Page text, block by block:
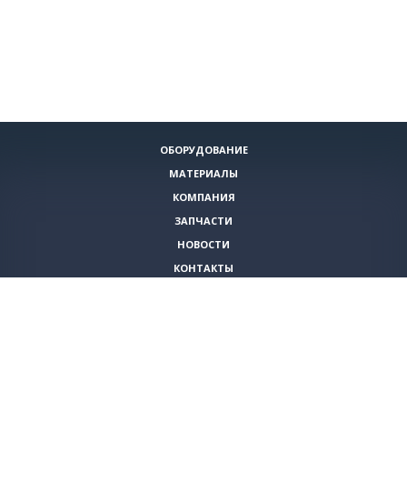
ОБОРУДОВАНИЕ
МАТЕРИАЛЫ
КОМПАНИЯ
ЗАПЧАСТИ
НОВОСТИ
КОНТАКТЫ